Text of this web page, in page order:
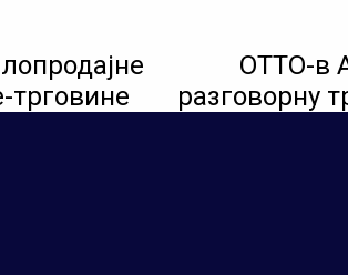
ОТТО-в
разговорну
трговине